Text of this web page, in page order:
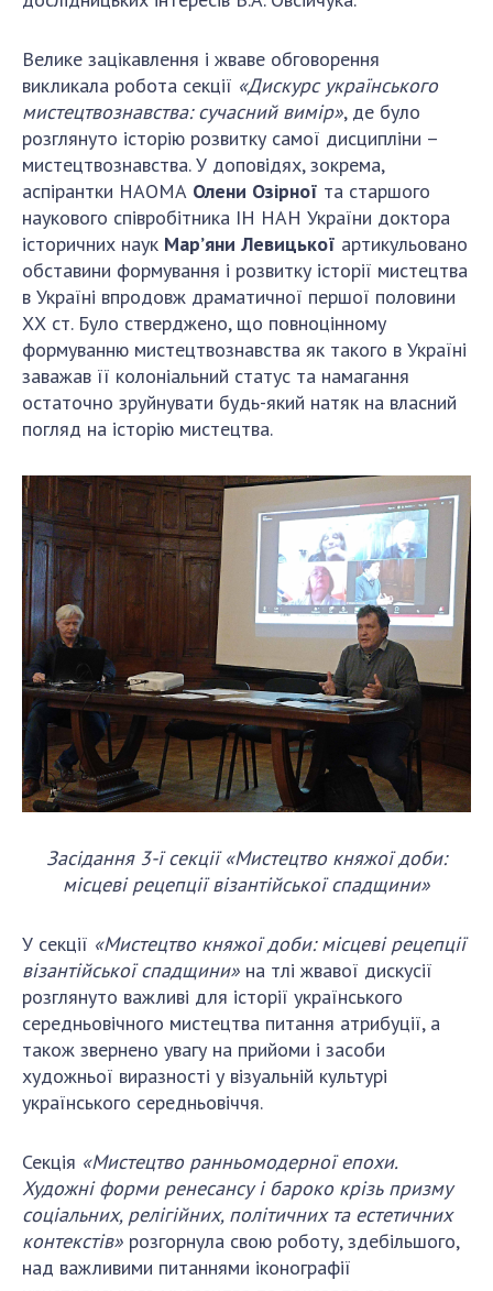
Велике зацікавлення і жваве обговорення
викликала робота секції «Дискурс українського
мистецтвознавства: сучасний вимір», де було
розглянуто історію розвитку самої дисципліни –
мистецтвознавства. У доповідях, зокрема,
аспірантки НАОМА Олени Озірної та старшого
наукового співробітника ІН НАН України доктора
історичних наук Мар’яни Левицької артикульовано
обставини формування і розвитку історії мистецтва
в Україні впродовж драматичної першої половини
ХХ ст. Було стверджено, що повноцінному
формуванню мистецтвознавства як такого в Україні
заважав її колоніальний статус та намагання
остаточно зруйнувати будь-який натяк на власний
погляд на історію мистецтва.
Засідання 3-ї секції «Мистецтво княжої доби:
місцеві рецепції візантійської спадщини»
У секції «Мистецтво княжої доби: місцеві рецепції
візантійської спадщини» на тлі жвавої дискусії
розглянуто важливі для історії українського
середньовічного мистецтва питання атрибуції, а
також звернено увагу на прийоми і засоби
художньої виразності у візуальній культурі
українського середньовіччя.
Секція «Мистецтво ранньомодерної епохи.
Художні форми ренесансу і бароко крізь призму
соціальних, релігійних, політичних та естетичних
контекстів» розгорнула свою роботу, здебільшого,
над важливими питаннями іконографії